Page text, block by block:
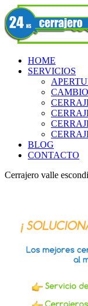
Skip
to
content
Facebook
HOME
SERVICIOS
BLOG
CONTACTO
Cerrajero valle